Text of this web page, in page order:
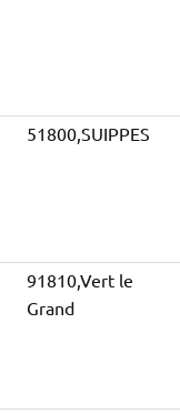
51800,SUIPPES
91810,Vert le
Grand